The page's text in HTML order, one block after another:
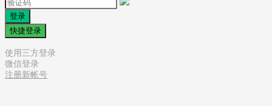
登录
快捷登录
使用三方登录
微信登录
注册新帐号